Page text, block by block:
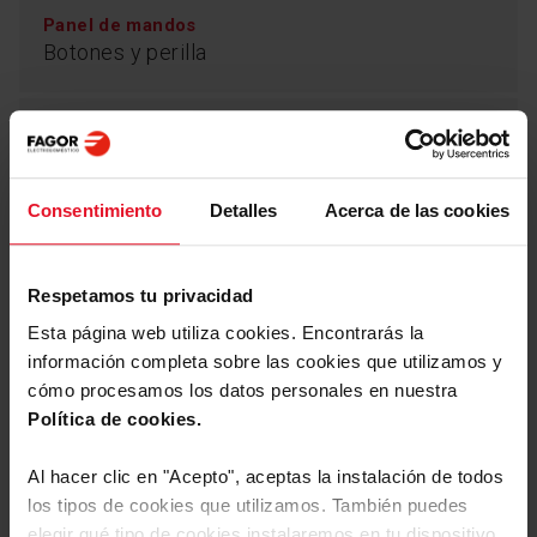
Consentimiento Detalles Acerca de las cookies
Respetamos tu privacidad
Esta página web utiliza cookies. Encontrarás la
información completa sobre las cookies que utilizamos y
cómo procesamos los datos personales en nuestra
Política de cookies.
Al hacer clic en "Acepto", aceptas la instalación de todos
los tipos de cookies que utilizamos. También puedes
Combigrill
¿Te apetece un buen plato recién salido del
microondas? ¡Perfecto! La función Combigrill de los
el grill. Así, la comida sale perfectamente caliente, y el
Más prestaciones
Panel de mandos
Botones y perilla
Descongelación por Tiempo
Descongelación por Peso
Color
Inox
Parámetros Técnicos